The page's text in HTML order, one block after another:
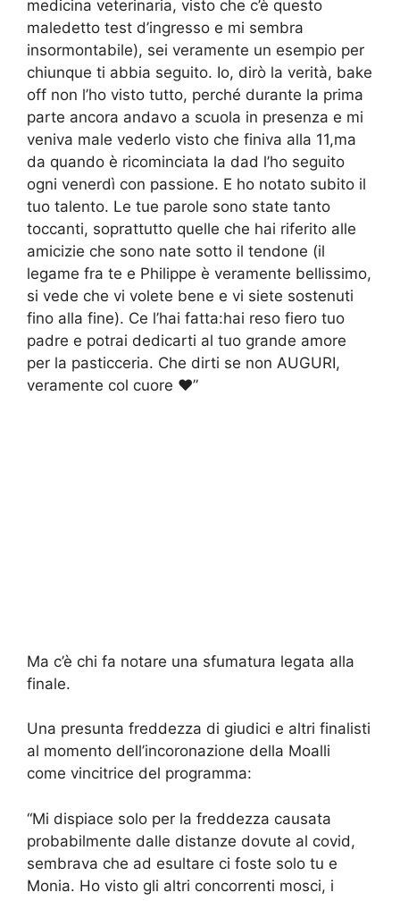
medicina veterinaria, visto che c’è questo
maledetto test d’ingresso e mi sembra
insormontabile), sei veramente un esempio per
chiunque ti abbia seguito. Io, dirò la verità, bake
off non l’ho visto tutto, perché durante la prima
parte ancora andavo a scuola in presenza e mi
veniva male vederlo visto che finiva alla 11,ma
da quando è ricominciata la dad l’ho seguito
ogni venerdì con passione. E ho notato subito il
tuo talento. Le tue parole sono state tanto
toccanti, soprattutto quelle che hai riferito alle
amicizie che sono nate sotto il tendone (il
legame fra te e Philippe è veramente bellissimo,
si vede che vi volete bene e vi siete sostenuti
fino alla fine). Ce l’hai fatta:hai reso fiero tuo
padre e potrai dedicarti al tuo grande amore
per la pasticceria. Che dirti se non AUGURI,
veramente col cuore ❤”
Ma c’è chi fa notare una sfumatura legata alla
finale.
Una presunta freddezza di giudici e altri finalisti
al momento dell’incoronazione della Moalli
come vincitrice del programma:
“Mi dispiace solo per la freddezza causata
probabilmente dalle distanze dovute al covid,
sembrava che ad esultare ci foste solo tu e
Monia. Ho visto gli altri concorrenti mosci, i